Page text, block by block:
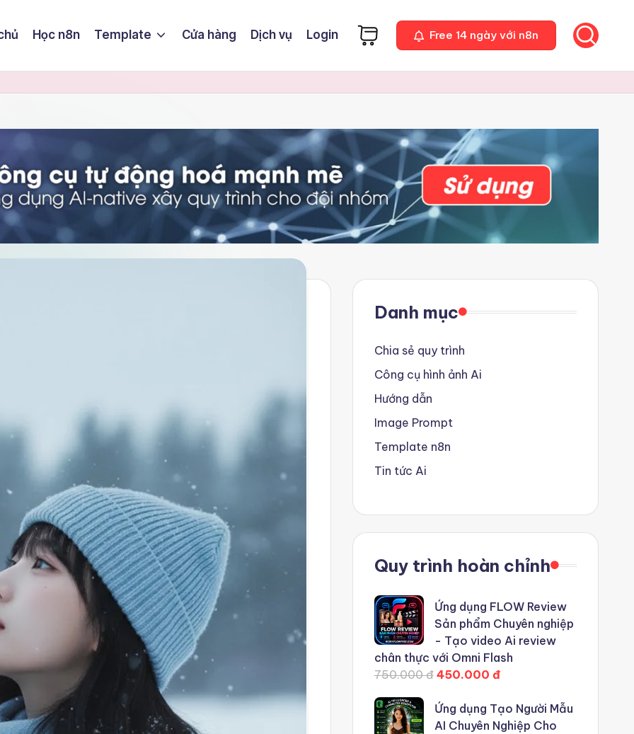
Học n8n Template Cửa hàng Dịch vụ Login Free 14 ngày với n8n
Danh mục
Chia sẻ quy trình
Công cụ hình ảnh Ai
Hướng dẫn
Image Prompt
Template n8n
Tin tức Ai
Quy trình hoàn chỉnh
Ứng dụng FLOW Review
Sản phẩm Chuyên nghiệp
- Tạo video Ai review
chân thực với Omni Flash
750.000 đ 450.000 đ
Ứng dụng Tạo Người Mẫu
AI Chuyên Nghiệp Cho